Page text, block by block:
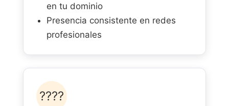
en tu dominio
Presencia consistente en redes
profesionales
????️